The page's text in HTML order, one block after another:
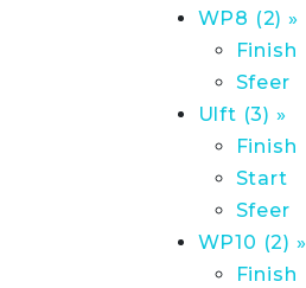
WP8 (2) »
Finish
Sfeer
Ulft (3) »
Finish
Start
Sfeer
WP10 (2) »
Finish